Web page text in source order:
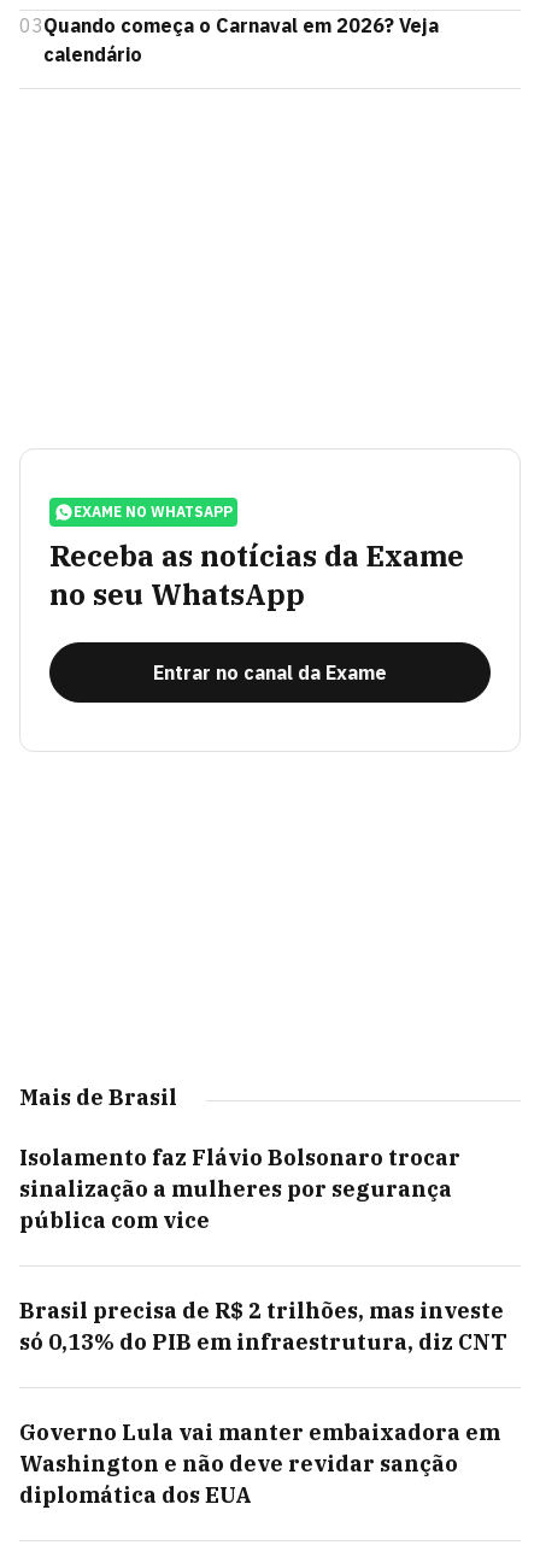
03Quando começa o Carnaval em 2026? Veja
calendário
EXAME NO WHATSAPP
Receba as notícias da Exame
no seu WhatsApp
Entrar no canal da Exame
Mais de Brasil
Isolamento faz Flávio Bolsonaro trocar
sinalização a mulheres por segurança
pública com vice
Brasil precisa de R$ 2 trilhões, mas investe
só 0,13% do PIB em infraestrutura, diz CNT
Governo Lula vai manter embaixadora em
Washington e não deve revidar sanção
diplomática dos EUA